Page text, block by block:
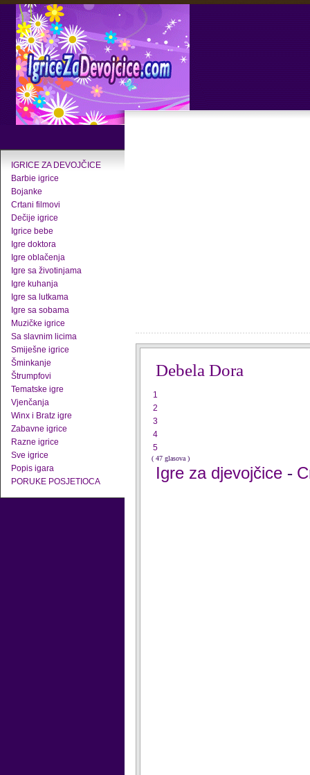
IGRICE ZA DEVOJČICE
Barbie igrice
Bojanke
Crtani filmovi
Dečije igrice
Igrice bebe
Igre doktora
Igre oblačenja
Igre sa životinjama
Igre kuhanja
Igre sa lutkama
Igre sa sobama
Muzičke igrice
Sa slavnim licima
Smiješne igrice
Šminkanje
Štrumpfovi
Tematske igre
Vjenčanja
Winx i Bratz igre
Zabavne igrice
Razne igrice
Sve igrice
Popis igara
PORUKE POSJETIOCA
Debela Dora
1
2
3
4
5
( 47 glasova )
Igre za djevojčice -